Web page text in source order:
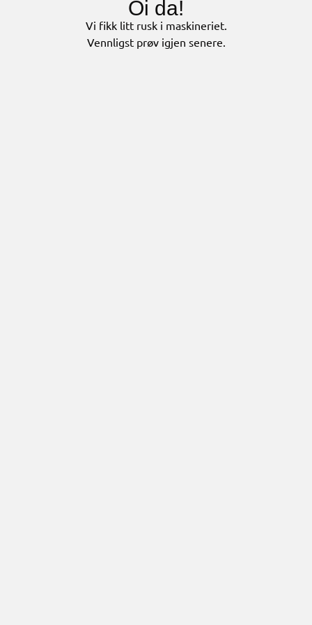
Oi da!
Vi fikk litt rusk i maskineriet.
Vennligst prøv igjen senere.